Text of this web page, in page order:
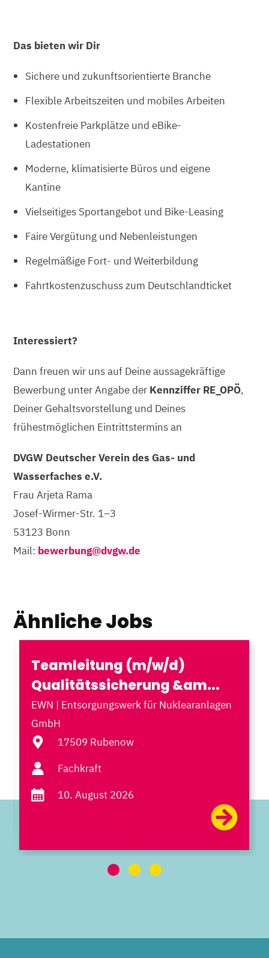
Das bieten wir Dir
Sichere und zukunftsorientierte Branche
Flexible Arbeitszeiten und mobiles Arbeiten
Kostenfreie Parkplätze und eBike-
Ladestationen
Moderne, klimatisierte Büros und eigene
Kantine
Vielseitiges Sportangebot und Bike-Leasing
Faire Vergütung und Nebenleistungen
Regelmäßige Fort- und Weiterbildung
Fahrtkostenzuschuss zum Deutschlandticket
Interessiert?
Dann freuen wir uns auf Deine aussagekräftige
Bewerbung unter Angabe der Kennziffer RE_OPÖ,
Deiner Gehaltsvorstellung und Deines
frühestmöglichen Eintrittstermins an
DVGW Deutscher Verein des Gas- und
Wasserfaches e.V.
Frau Arjeta Rama
Josef-Wirmer-Str. 1–3
53123 Bonn
Mail: bewerbung@dvgw.de
Ähnliche Jobs
Teamleitung (m/w/d)
Qualitätssicherung &am...
EWN | Entsorgungswerk für Nuklearanlagen
GmbH
17509 Rubenow
Fachkraft
10. August 2026